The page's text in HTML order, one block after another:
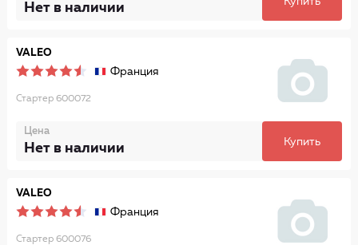
Нет в наличии
VALEO
Франция
Стартер 600072
Цена
Нет в наличии Купить
VALEO
Франция
Стартер 600076